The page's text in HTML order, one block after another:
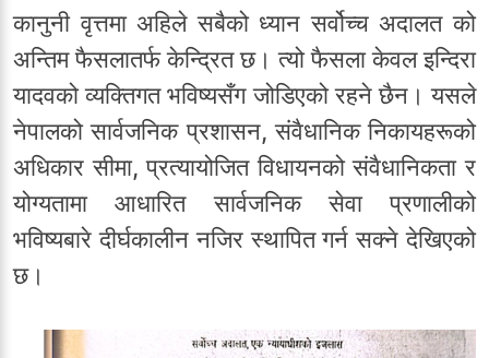
कानुनी वृत्तमा अहिले सबैको ध्यान सर्वोच्च अदालत को
अन्तिम फैसलातर्फ केन्द्रित छ। त्यो फैसला केवल इन्दिरा
यादवको व्यक्तिगत भविष्यसँग जोडिएको रहने छैन। यसले
नेपालको सार्वजनिक प्रशासन, संवैधानिक निकायहरूको
अधिकार सीमा, प्रत्यायोजित विधायनको संवैधानिकता र
योग्यतामा आधारित सार्वजनिक सेवा प्रणालीको
भविष्यबारे दीर्घकालीन नजिर स्थापित गर्न सक्ने देखिएको
छ।